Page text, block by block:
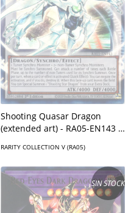
Shooting Quasar Dragon
(extended art) - RA05-EN143 -
RARITY COLLECTION V (RA05)
SIN STOCK